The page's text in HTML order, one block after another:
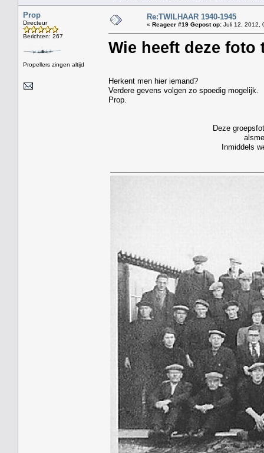
Prop
Directeur
Berichten: 267
Propellers zingen altijd
Re:TWILHAAR 1940-1945
« Reageer #19 Gepost op: Juli 12, 2012,
Wie heeft deze
Herkent men hier iemand?
Verdere gevens volgen zo spoedig mogelijk.
Prop.
Deze
Inmiddels